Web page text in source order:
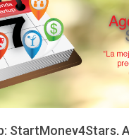
StartMoney4Stars,